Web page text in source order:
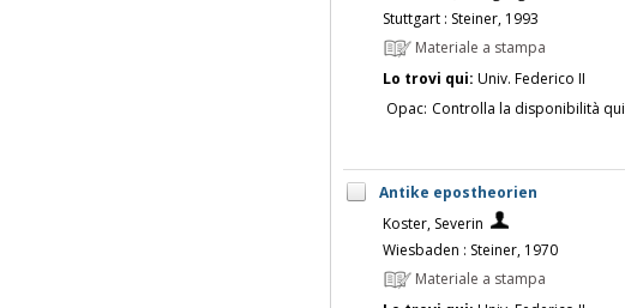
Stuttgart : Steiner, 1993
Materiale a stampa
Lo trovi qui: Univ. Federico II
Opac: Controlla la disponibilità qui
Antike epostheorien
Koster, Severin
Wiesbaden : Steiner, 1970
Materiale a stampa